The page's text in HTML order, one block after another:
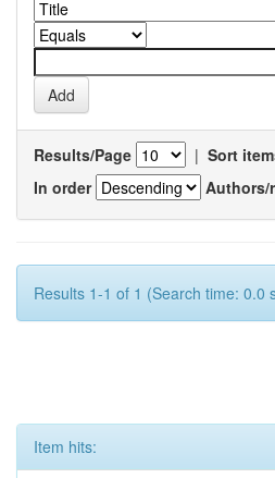
Results/Page | Sort
In order
Authors/
Results 1-1 of 1 (Search time: 0.0
Item hits: